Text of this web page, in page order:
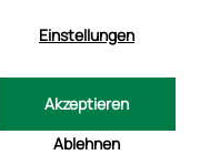
Einstellungen
Ablehnen
Akzeptieren